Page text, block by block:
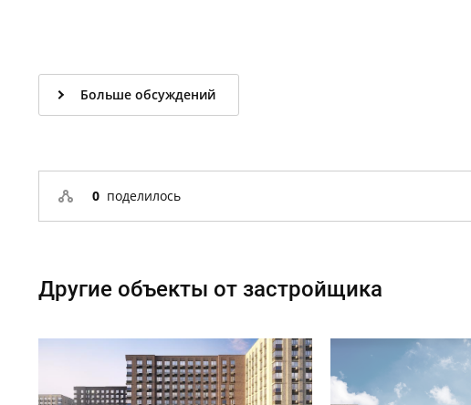
Больше обсуждений
0 поделилось
Другие объекты от застройщика